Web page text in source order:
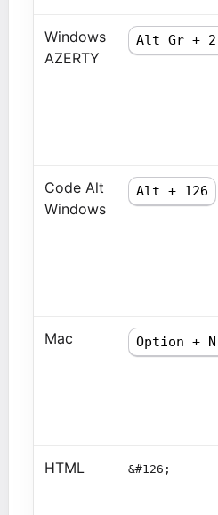
Windows
AZERTY
Alt Gr +
Code Alt
Windows
Alt + 126
Mac Option +
HTML &#126;